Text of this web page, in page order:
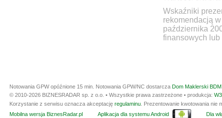
Wskaźniki
rekomendacją
października
finansowych lub
Notowania GPW opóźnione 15 min. Notowania GPW/NC dostarcza Dom Maklerski
© 2010-2026 BIZNESRADAR sp. z o.o. • Wszystkie prawa zastrzeżone • produkcja:
Korzystanie z serwisu oznacza akceptację regulaminu . Prezentowanie kwotowania
Mobilna wersja BiznesRadar.pl
Aplikacja dla systemu Android Dla